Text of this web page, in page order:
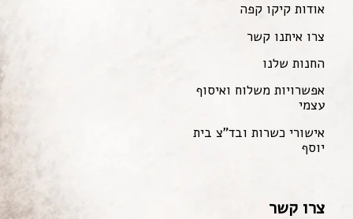
אודות קיקו קפה
צרו איתנו קשר
החנות שלנו
אפשרויות משלוח ואיסוף
עצמי
אישורי כשרות ובד"צ בית
יוסף
צרו קשר